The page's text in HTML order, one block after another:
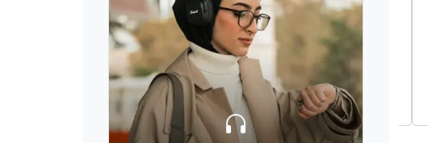
من القمح اللين في مناقصة
دولية بأسعار قاربت 290 دولارا
للطن، رغم توقعات بموسم…